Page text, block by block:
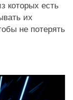
которых есть
их
не потерять